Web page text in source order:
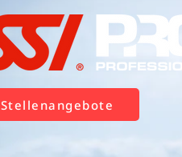
Stellenangebote